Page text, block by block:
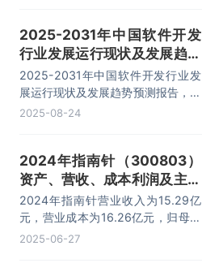
2025-2031年中国软件开发
行业发展运行现状及发展趋势
预测报告
2025-2031年中国软件开发行业发
展运行现状及发展趋势预测报告，主
要包括企业发展概述、投资前景分
2025-08-24
2024年指南针（300803）
资产、营收、成本利润及主营
产品（金融信息、证券）数据
统计
2024年指南针营业收入为15.29亿
元，营业成本为16.26亿元，归母公
司净利润为10419.71万元，总资产
2025-06-27